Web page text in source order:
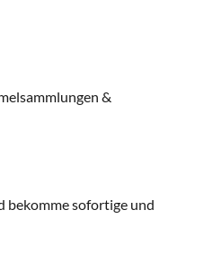
&
bekomme sofortige und